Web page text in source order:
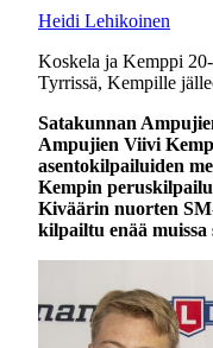
Heidi Lehikoinen
Koskela ja Kemppi
Tyrrissä, Kempille
Satakunnan
Ampujien Viivi
asentokilpailuiden
Kempin
Kiväärin nuorten
kilpailtu enää muissa